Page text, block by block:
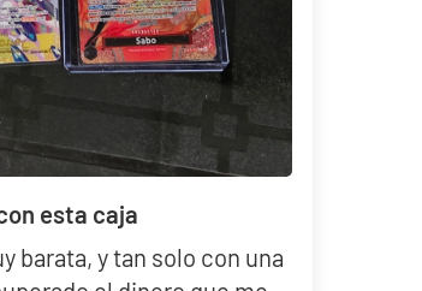
esta caja
barata, y tan solo con una